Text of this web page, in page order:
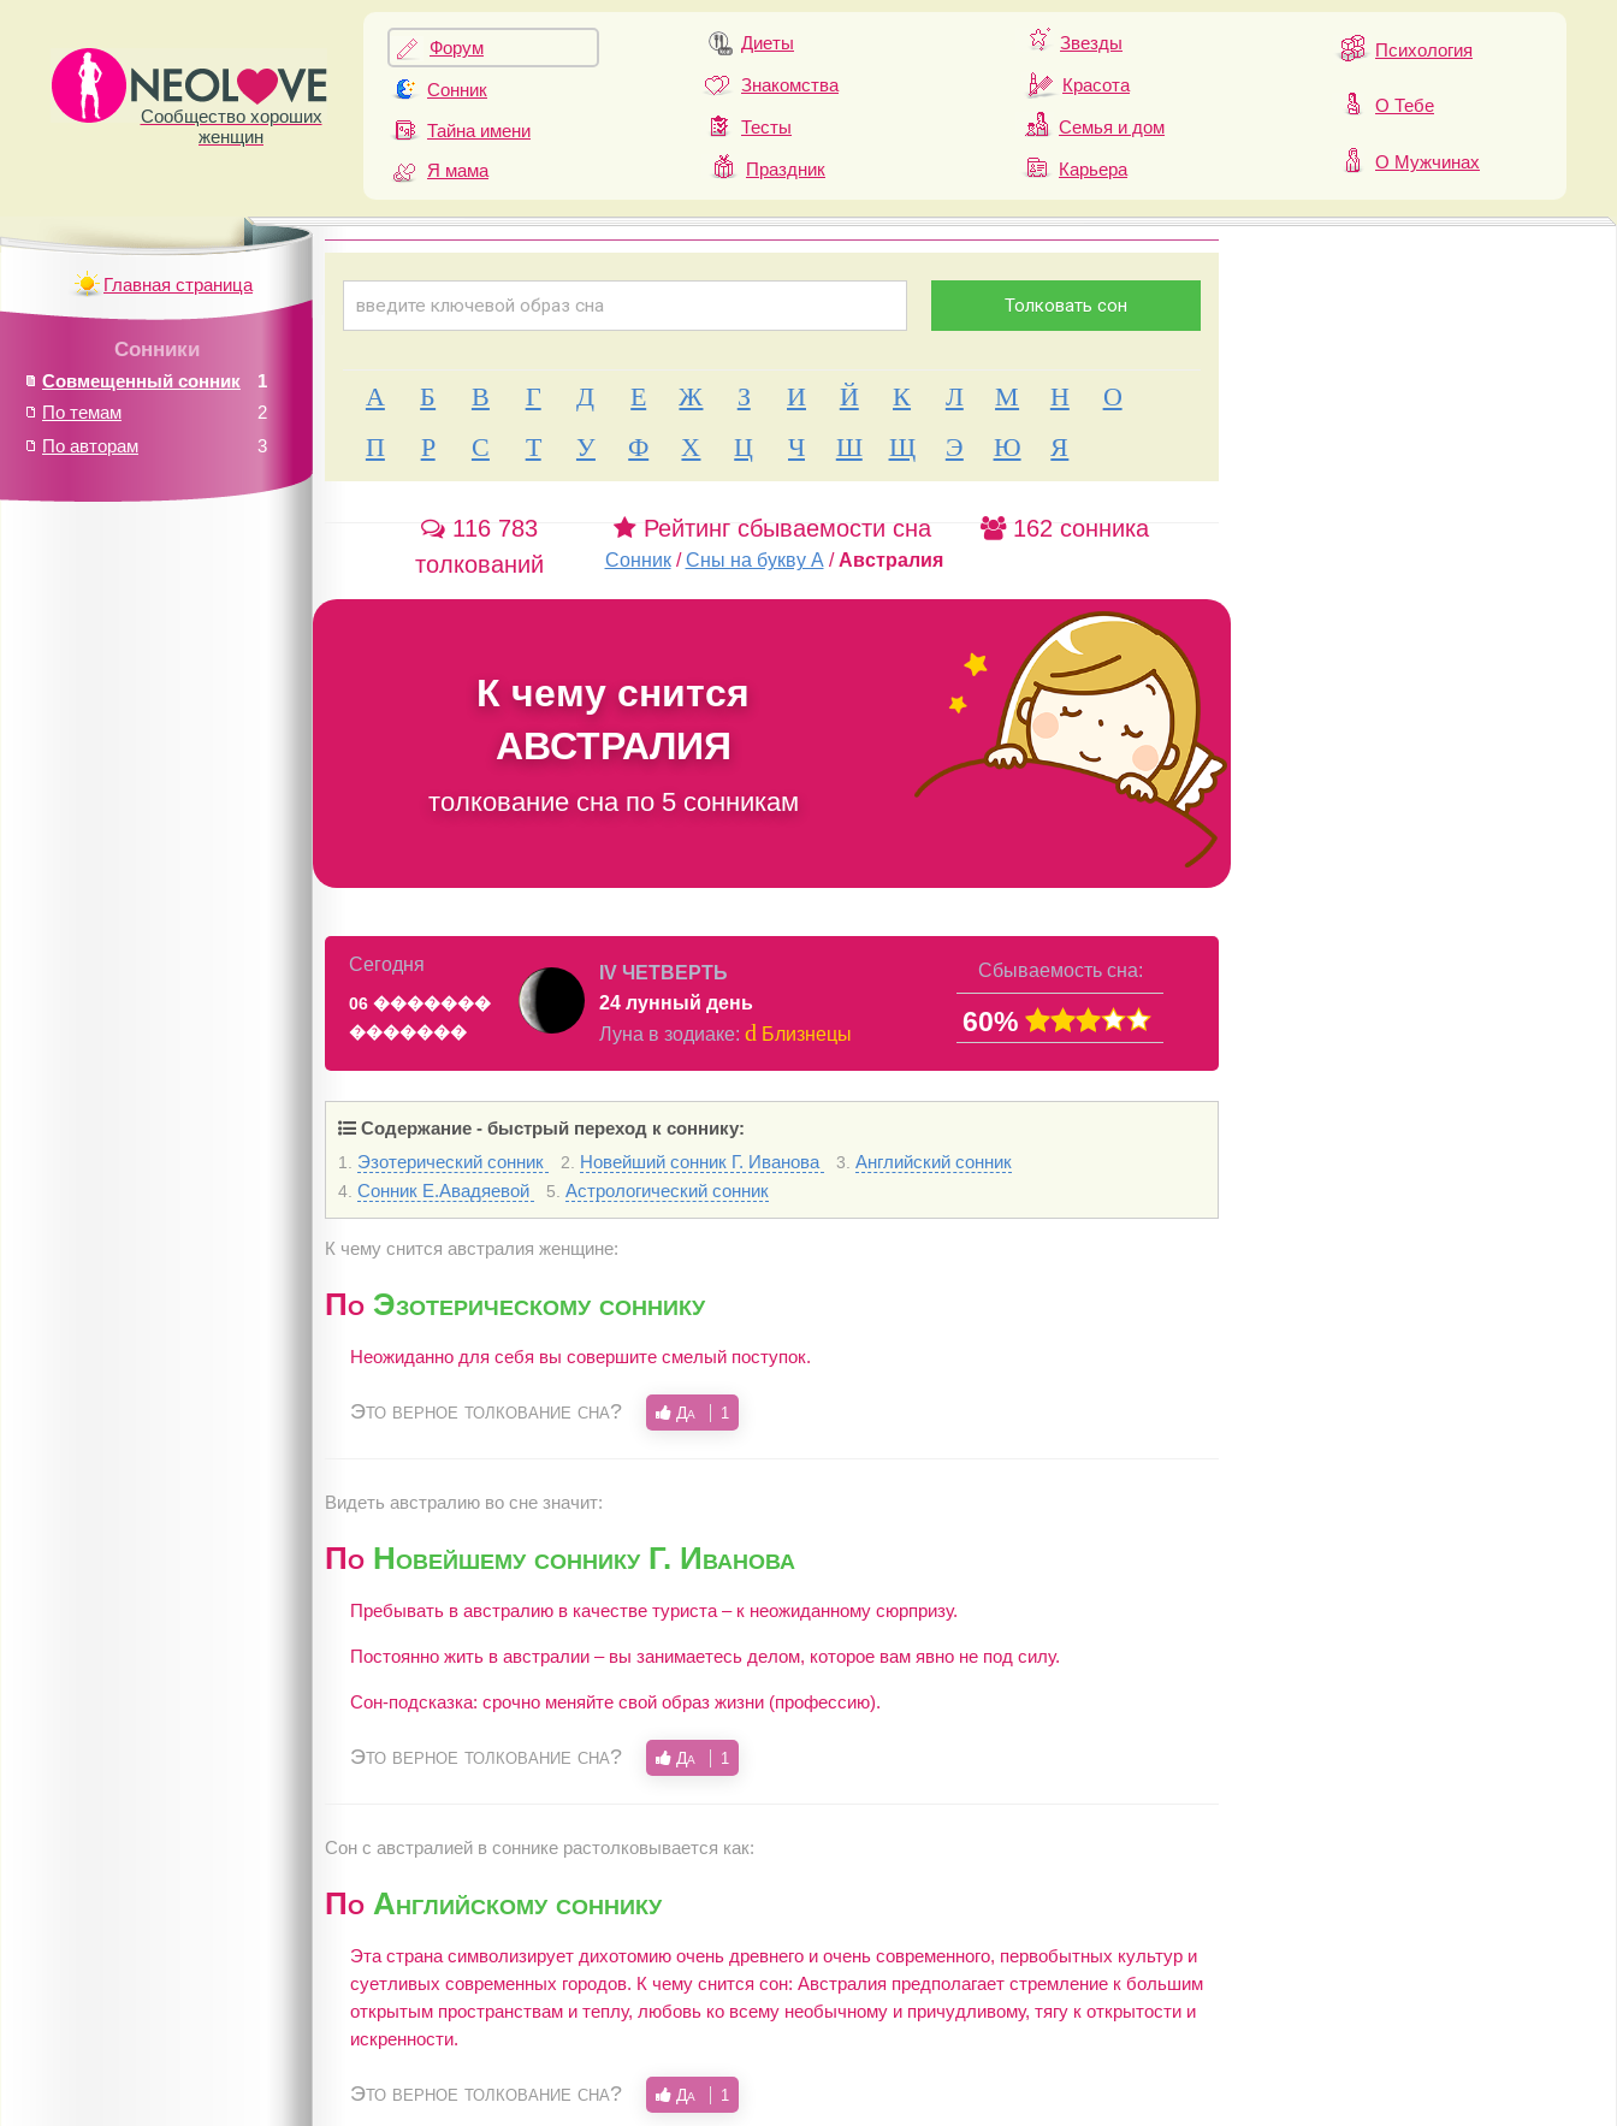
Сообщество хороших
женщин
Форум
Сонник
Тайна имени
Я мама
Диеты
Знакомства
Тесты
Праздник
Звезды
Красота
Семья и дом
Карьера
Психология
О Тебе
О Мужчинах
А Б В Г Д Е Ж З И Й К Л М Н
О
П
Р С Т У Ф Х Ц Ч Ш Щ Э Ю Я
116 783
толкований
Рейтинг сбываемости сна 162 сонника
Сонник /Сны на букву А / Австралия
К чему снится
АВСТРАЛИЯ
толкование сна по 5 сонникам
Сегодня
06 �������
�������
IV ЧЕТВЕРТЬ
24 лунный день
Луна в зодиаке: d Близнецы
Сбываемость сна:
60%
Содержание - быстрый переход к соннику:
1. Эзотерический сонник 2. Новейший сонник Г. Иванова 3. Английский сонник
4. Сонник Е.Авадяевой 5. Астрологический сонник
К чему снится австралия женщине:
По Эзотерическому соннику
Неожиданно для себя вы совершите смелый поступок.
Это верное толкование сна? Да 1
Видеть австралию во сне значит:
По Новейшему соннику Г. Иванова
Пребывать в австралию в качестве туриста – к неожиданному сюрпризу.
Постоянно жить в австралии – вы занимаетесь делом, которое вам явно не под силу.
Сон-подсказка: срочно меняйте свой образ жизни (профессию).
Это верное толкование сна? Да 1
Сон c австралией в соннике растолковывается как:
По Английскому соннику
Эта страна символизирует дихотомию очень древнего и очень современного, первобытных культур и
суетливых современных городов. К чему снится сон: Австралия предполагает стремление к большим
открытым пространствам и теплу, любовь ко всему необычному и причудливому, тягу к открытости и
искренности.
Это верное толкование сна? Да 1
Главная страница
Сонники
1
Совмещенный сонник
2
По темам
3
По авторам